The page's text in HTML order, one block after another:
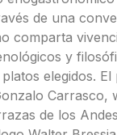
de una
comparta
y
elegidos. El
Carrasco,
de los